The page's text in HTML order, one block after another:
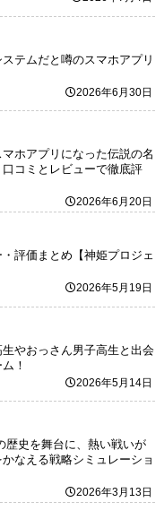
テムだと噂のスマホアプリ
2026年6月30日
ホアプリになった伝説の名
コミとレビューで徹底評
2026年6月20日
・評価まとめ【神姫プロジェ
2026年5月19日
生やおっさん男子高生と出会
！
2026年5月14日
歴史を舞台に、熱い戦いが
なえる戦略シミュレーショ
2026年3月13日